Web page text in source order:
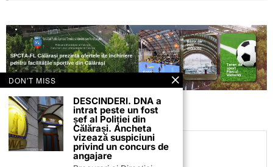
C.C
DON'T MISS
DESCINDERI. DNA a
intrat peste un fost
șef al Poliției din
Călărași. Ancheta
vizează suspiciuni
privind un concurs de
angajare